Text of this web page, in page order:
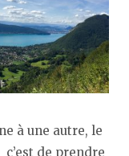
à une autre, le
de prendre